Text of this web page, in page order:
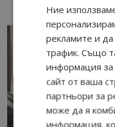
Ние
рекламите и
трафик. Също
информация
сайт от ваша
партньори за
може да я
информация,